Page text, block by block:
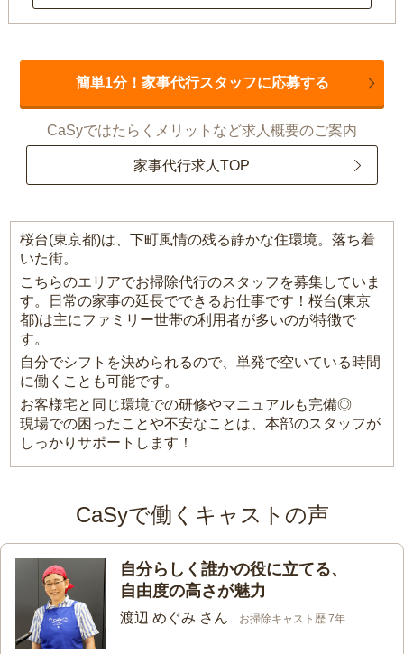
簡単1分！家事代行スタッフに応募する
CaSyではたらくメリットなど求人概要のご案内
家事代行求人TOP
桜台(東京都)は、下町風情の残る静かな住環境。落ち着
いた街。
こちらのエリアでお掃除代行のスタッフを募集していま
す。日常の家事の延長でできるお仕事です！桜台(東京
都)は主にファミリー世帯の利用者が多いのが特徴で
す。
自分でシフトを決められるので、単発で空いている時間
に働くことも可能です。
お客様宅と同じ環境での研修やマニュアルも完備◎
現場での困ったことや不安なことは、本部のスタッフが
しっかりサポートします！
CaSyで働くキャストの声
自分らしく誰かの役に立てる、
自由度の高さが魅力
渡辺 めぐみ さん お掃除キャスト歴 7年